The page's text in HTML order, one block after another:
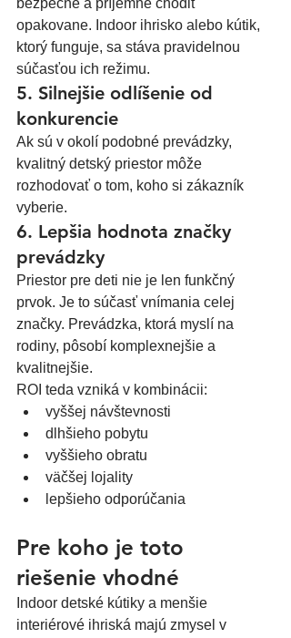
bezpečne a príjemne chodiť
opakovane. Indoor ihrisko alebo kútik,
ktorý funguje, sa stáva pravidelnou
súčasťou ich režimu.
5. Silnejšie odlíšenie od
konkurencie
Ak sú v okolí podobné prevádzky,
kvalitný detský priestor môže
rozhodovať o tom, koho si zákazník
vyberie.
6. Lepšia hodnota značky
prevádzky
Priestor pre deti nie je len funkčný
prvok. Je to súčasť vnímania celej
značky. Prevádzka, ktorá myslí na
rodiny, pôsobí komplexnejšie a
kvalitnejšie.
ROI teda vzniká v kombinácii:
vyššej návštevnosti
dlhšieho pobytu
vyššieho obratu
väčšej lojality
lepšieho odporúčania
Pre koho je toto
riešenie vhodné
Indoor detské kútiky a menšie
interiérové ihriská majú zmysel v